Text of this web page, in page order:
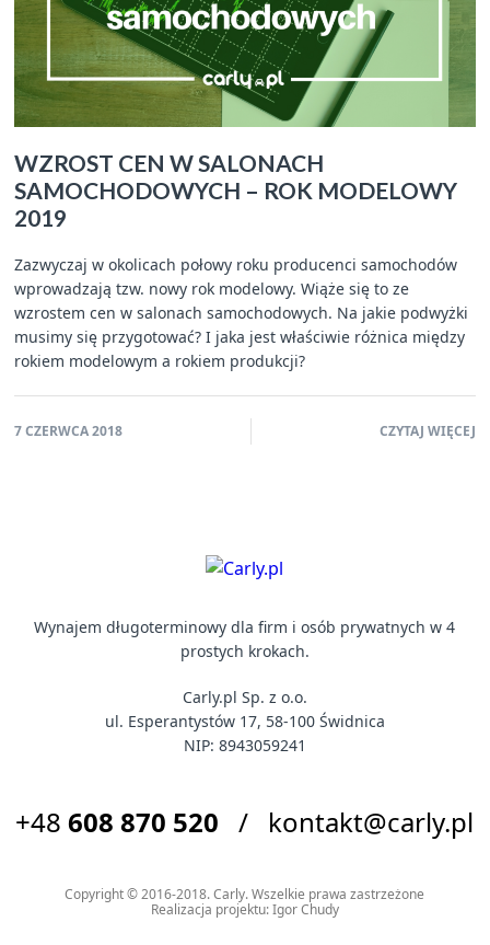
WZROST CEN W SALONACH
SAMOCHODOWYCH – ROK MODELOWY
2019
Zazwyczaj w okolicach połowy roku producenci samochodów
wprowadzają tzw. nowy rok modelowy. Wiąże się to ze
wzrostem cen w salonach samochodowych. Na jakie podwyżki
musimy się przygotować? I jaka jest właściwie różnica między
rokiem modelowym a rokiem produkcji?
7 CZERWCA 2018 CZYTAJ WIĘCEJ
Wynajem długoterminowy dla firm i osób prywatnych w 4
prostych krokach.
Carly.pl Sp. z o.o.
ul. Esperantystów 17, 58-100 Świdnica
NIP: 8943059241
+48608 870 520 / kontakt@carly.pl
Copyright © 2016-2018. Carly. Wszelkie prawa zastrzeżone
Realizacja projektu:Igor Chudy